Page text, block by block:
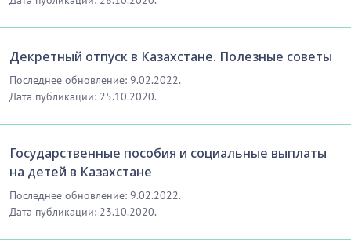
Декретный отпуск в Казахстане. Полезные советы
Последнее обновление: 9.02.2022.
Дата публикации: 25.10.2020.
Государственные пособия и социальные выплаты
на детей в Казахстане
Последнее обновление: 9.02.2022.
Дата публикации: 23.10.2020.